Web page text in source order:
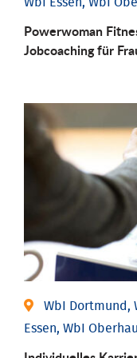
WbI Essen, WbI
Powerwoman
Job­coaching für
WbI Dortmund,
Essen, WbI